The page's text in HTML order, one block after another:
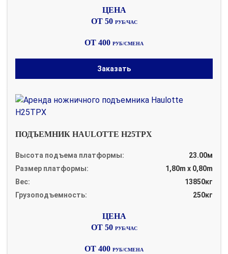
ОТ 50 РУБ/ЧАС
ОТ 400 РУБ/СМЕНА
Заказать
ПОДЪЕМНИК HAULOTTE H25TPX
Высота подъема платформы:
23.00м
Размер платформы:
1,80m x 0,80m
Вес:
13850кг
Грузоподъемность:
250кг
ОТ 50 РУБ/ЧАС
ОТ 400 РУБ/СМЕНА